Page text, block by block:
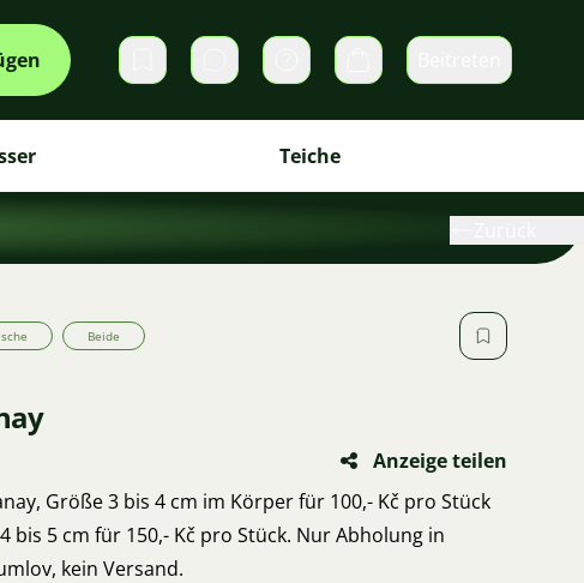
DirektnachrichtenWarenkorb
Teiche
Beide
Anzeige teilen
Größe 3 bis 4 cm im Körper für 100,- Kč pro Stück
bis 5 cm für 150,- Kč pro Stück. Nur Abholung in
kein Versand.